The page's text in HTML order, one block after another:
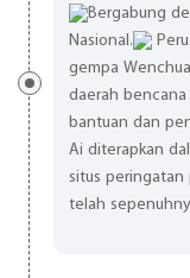
Bergabung
Nasional.
gempa
daerah
bantuan dan
Ai diterapkan
situs
telah